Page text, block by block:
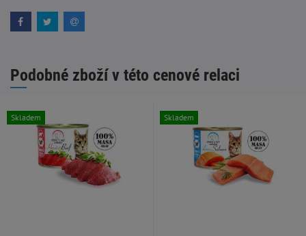
Podobné zboží v této cenové relaci
Skladem Skladem